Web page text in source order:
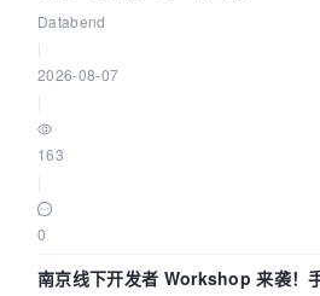
企业构建全链路 Trace 数据管道
Databend
2026-08-07
163
0
南京线下开发者 Workshop 来袭！